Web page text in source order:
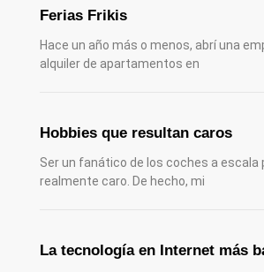
Ferias Frikis
Hace un año más o menos, abrí una
alquiler de apartamentos en
Hobbies que resultan caros
Ser un fanático de los coches a escala
realmente caro. De hecho, mi
La tecnología en Internet más